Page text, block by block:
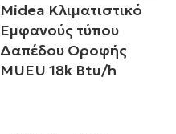
Midea Κλιματιστικό
Εμφανούς τύπου
Δαπέδου Οροφής
MUEU 18k Btu/h